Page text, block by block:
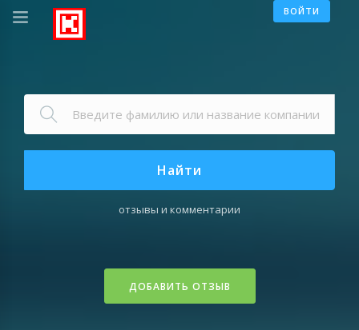
ВОЙТИ
Найти
отзывы и комментарии
ДОБАВИТЬ ОТЗЫВ